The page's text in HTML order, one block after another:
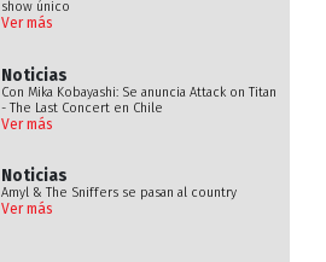
show único
Ver más
Noticias
Con Mika Kobayashi: Se anuncia Attack on Titan
- The Last Concert en Chile
Ver más
Noticias
Amyl & The Sniffers se pasan al country
Ver más